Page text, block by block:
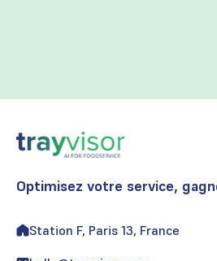
Optimisez votre service,
Station F, Paris 13, France